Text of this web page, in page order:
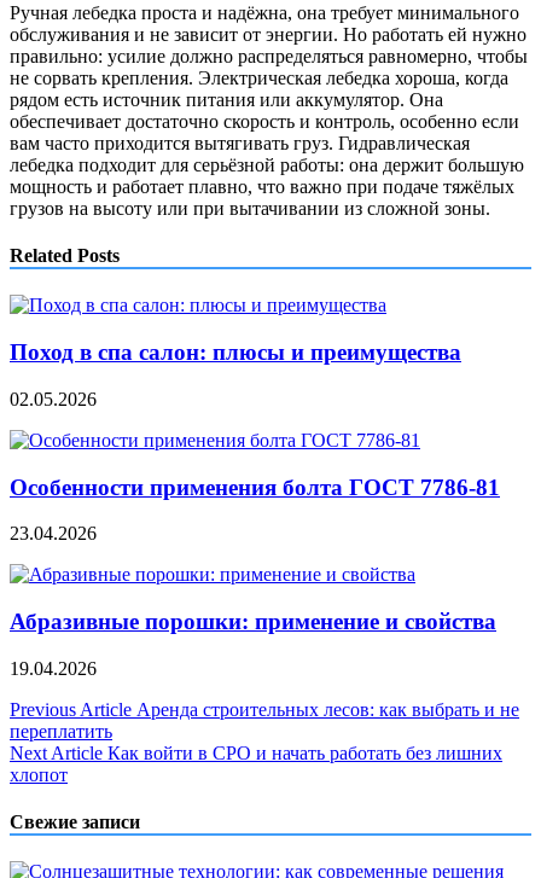
Ручная лебедка проста и надёжна, она требует минимального
обслуживания и не зависит от энергии. Но работать ей нужно
правильно: усилие должно распределяться равномерно, чтобы
не сорвать крепления. Электрическая лебедка хороша, когда
рядом есть источник питания или аккумулятор. Она
обеспечивает достаточно скорость и контроль, особенно если
вам часто приходится вытягивать груз. Гидравлическая
лебедка подходит для серьёзной работы: она держит большую
мощность и работает плавно, что важно при подаче тяжёлых
грузов на высоту или при вытачивании из сложной зоны.
Related Posts
Поход в спа салон: плюсы и преимущества
02.05.2026
Особенности применения болта ГОСТ 7786-81
23.04.2026
Абразивные порошки: применение и свойства
19.04.2026
Навигация
по
записям
Previous Article Аренда строительных лесов: как выбрать и не
переплатить
Next Article Как войти в СРО и начать работать без лишних
хлопот
Свежие записи